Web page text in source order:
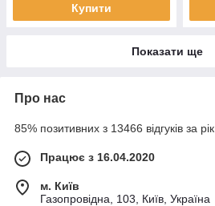
Купити
Показати ще
Про нас
85% позитивних з 13466 відгуків за рік
Працює з 16.04.2020
м. Київ
Газопровідна, 103, Київ, Україна